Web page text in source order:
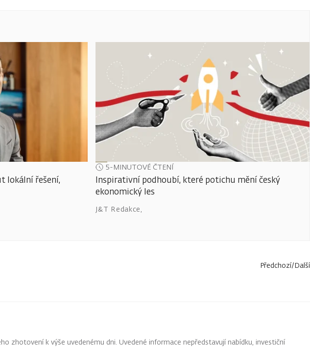
lokální řešení,
5-MINUTOVÉ ČTENÍ
Inspirativní podhoubí, které potichu mění český
ekonomický les
J&T Redakce,
Předchozí/Další
zhotovení k výše uvedenému dni. Uvedené informace nepředstavují nabídku, investiční